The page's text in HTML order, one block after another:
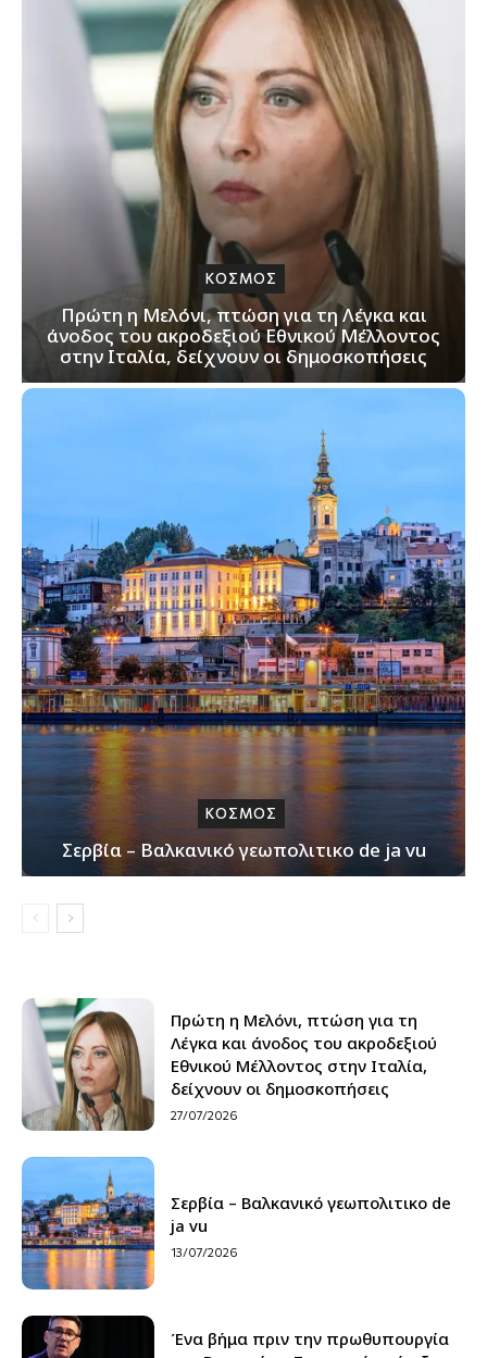
ΚΟΣΜΟΣ
Πρώτη η Μελόνι, πτώση για τη Λέγκα και
άνοδος του ακροδεξιού Εθνικού Μέλλοντος
στην Ιταλία, δείχνουν οι δημοσκοπήσεις
ΚΟΣΜΟΣ
Σερβία – Βαλκανικό γεωπολιτικο de ja vu
Πρώτη η Μελόνι, πτώση για τη
Λέγκα και άνοδος του ακροδεξιού
Εθνικού Μέλλοντος στην Ιταλία,
δείχνουν οι δημοσκοπήσεις
27/07/2026
Σερβία – Βαλκανικό γεωπολιτικο de
ja vu
13/07/2026
Ένα βήμα πριν την πρωθυπουργία